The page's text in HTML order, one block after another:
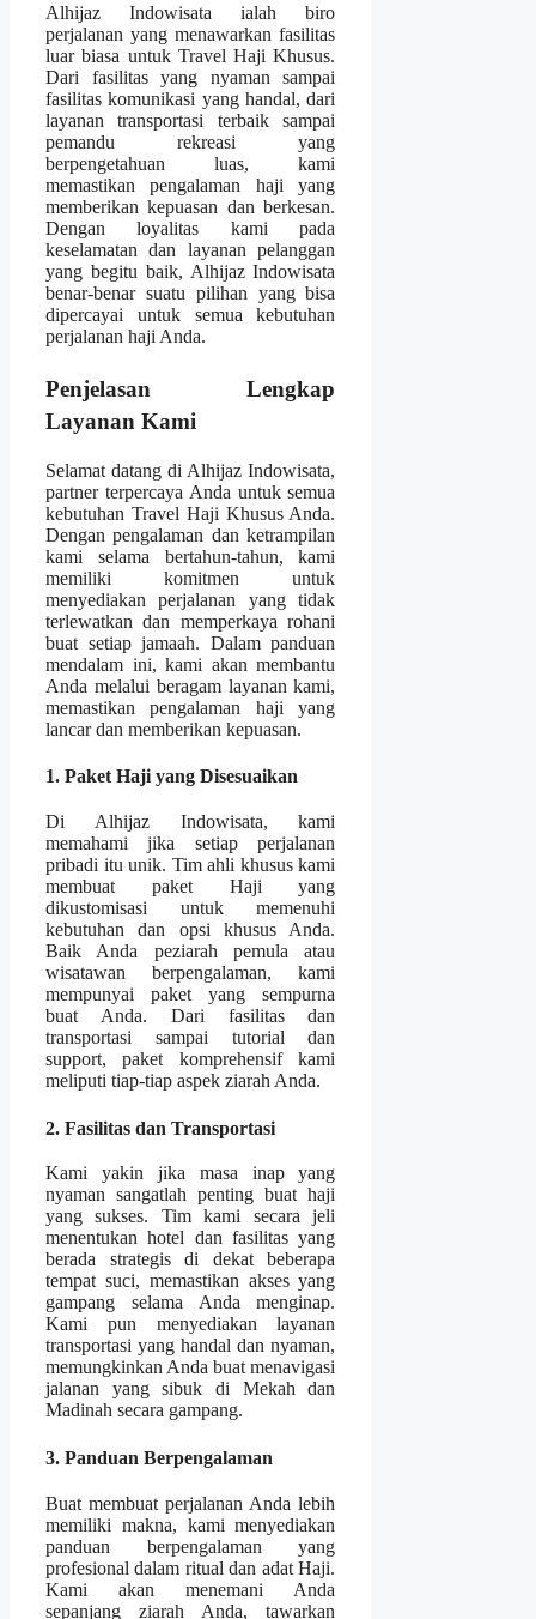
Alhijaz Indowisata ialah biro
perjalanan yang menawarkan fasilitas
luar biasa untuk Travel Haji Khusus.
Dari fasilitas yang nyaman sampai
fasilitas komunikasi yang handal, dari
layanan transportasi terbaik sampai
pemandu rekreasi yang
berpengetahuan luas, kami
memastikan pengalaman haji yang
memberikan kepuasan dan berkesan.
Dengan loyalitas kami pada
keselamatan dan layanan pelanggan
yang begitu baik, Alhijaz Indowisata
benar-benar suatu pilihan yang bisa
dipercayai untuk semua kebutuhan
perjalanan haji Anda.
Penjelasan Lengkap
Layanan Kami
Selamat datang di Alhijaz Indowisata,
partner terpercaya Anda untuk semua
kebutuhan Travel Haji Khusus Anda.
Dengan pengalaman dan ketrampilan
kami selama bertahun-tahun, kami
memiliki komitmen untuk
menyediakan perjalanan yang tidak
terlewatkan dan memperkaya rohani
buat setiap jamaah. Dalam panduan
mendalam ini, kami akan membantu
Anda melalui beragam layanan kami,
memastikan pengalaman haji yang
lancar dan memberikan kepuasan.
1. Paket Haji yang Disesuaikan
Di Alhijaz Indowisata, kami
memahami jika setiap perjalanan
pribadi itu unik. Tim ahli khusus kami
membuat paket Haji yang
dikustomisasi untuk memenuhi
kebutuhan dan opsi khusus Anda.
Baik Anda peziarah pemula atau
wisatawan berpengalaman, kami
mempunyai paket yang sempurna
buat Anda. Dari fasilitas dan
transportasi sampai tutorial dan
support, paket komprehensif kami
meliputi tiap-tiap aspek ziarah Anda.
2. Fasilitas dan Transportasi
Kami yakin jika masa inap yang
nyaman sangatlah penting buat haji
yang sukses. Tim kami secara jeli
menentukan hotel dan fasilitas yang
berada strategis di dekat beberapa
tempat suci, memastikan akses yang
gampang selama Anda menginap.
Kami pun menyediakan layanan
transportasi yang handal dan nyaman,
memungkinkan Anda buat menavigasi
jalanan yang sibuk di Mekah dan
Madinah secara gampang.
3. Panduan Berpengalaman
Buat membuat perjalanan Anda lebih
memiliki makna, kami menyediakan
panduan berpengalaman yang
profesional dalam ritual dan adat Haji.
Kami akan menemani Anda
sepanjang ziarah Anda, tawarkan